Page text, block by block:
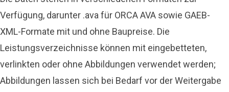
Verfügung, darunter .ava für ORCA AVA sowie GAEB-
XML-Formate mit und ohne Baupreise. Die
Leistungsverzeichnisse können mit eingebetteten,
verlinkten oder ohne Abbildungen verwendet werden;
Abbildungen lassen sich bei Bedarf vor der Weitergabe